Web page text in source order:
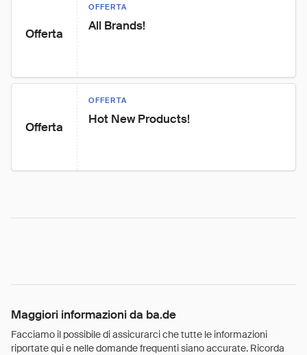
Offerta
OFFERTA
All Brands!
Offerta
OFFERTA
Hot New Products!
Maggiori informazioni da ba.de
Facciamo il possibile di assicurarci che tutte le informazioni
riportate qui e nelle domande frequenti siano accurate. Ricorda